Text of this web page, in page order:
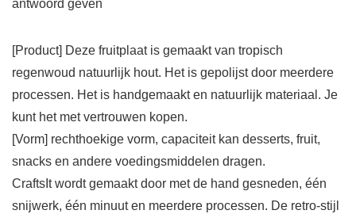
antwoord geven
[Product] Deze fruitplaat is gemaakt van tropisch
regenwoud natuurlijk hout. Het is gepolijst door meerdere
processen. Het is handgemaakt en natuurlijk materiaal. Je
kunt het met vertrouwen kopen.
[Vorm] rechthoekige vorm, capaciteit kan desserts, fruit,
snacks en andere voedingsmiddelen dragen.
CraftsIt wordt gemaakt door met de hand gesneden, één
snijwerk, één minuut en meerdere processen. De retro-stijl